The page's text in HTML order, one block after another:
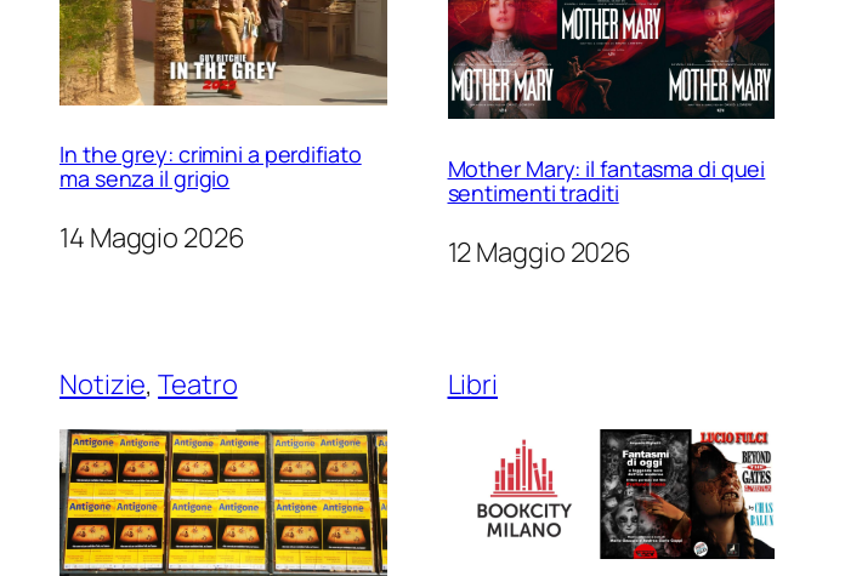
In the grey: crimini a perdifiato
ma senza il grigio
14 Maggio 2026
Mother Mary: il fantasma di quei
sentimenti traditi
12 Maggio 2026
Notizie, Teatro Libri